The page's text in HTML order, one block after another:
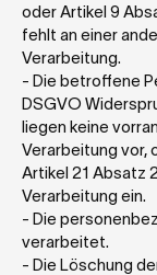
oder Artikel 9
fehlt an einer
Verarbeitung.
- Die betroffene
DSGVO
liegen keine
Verarbeitung vor,
Artikel 21 Absatz
Verarbeitung ein.
- Die
verarbeitet.
- Die Löschung